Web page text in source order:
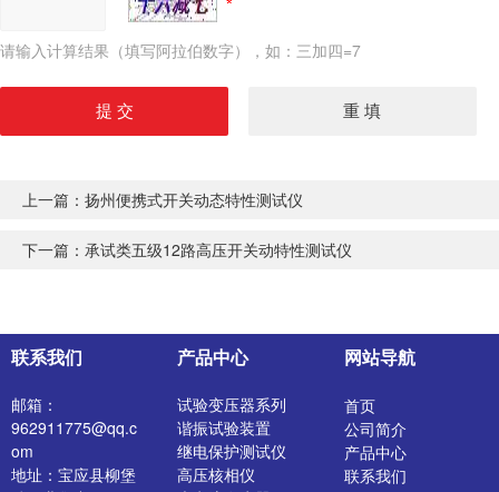
请输入计算结果（填写阿拉伯数字），如：三加四=7
上一篇： 扬州便携式开关动态特性测试仪
下一篇： 承试类五级12路高压开关动特性测试仪
联系我们
邮箱：
962911775@qq.c
om
地址：宝应县柳堡
产品中心
试验变压器系列
谐振试验装置
继电保护测试仪
高压核相仪
网站导航
首页
公司简介
产品中心
联系我们